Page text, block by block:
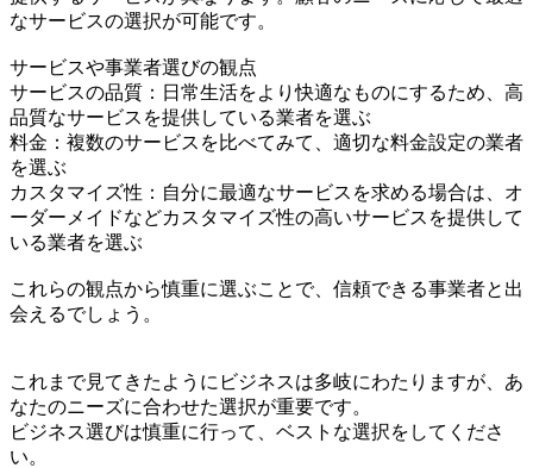
なサービスの選択が可能です。
サービスや事業者選びの観点
サービスの品質：日常生活をより快適なものにするため、高
品質なサービスを提供している業者を選ぶ
料金：複数のサービスを比べてみて、適切な料金設定の業者
を選ぶ
カスタマイズ性：自分に最適なサービスを求める場合は、オ
ーダーメイドなどカスタマイズ性の高いサービスを提供して
いる業者を選ぶ
これらの観点から慎重に選ぶことで、信頼できる事業者と出
会えるでしょう。
これまで見てきたようにビジネスは多岐にわたりますが、あ
なたのニーズに合わせた選択が重要です。
ビジネス選びは慎重に行って、ベストな選択をしてくださ
い。